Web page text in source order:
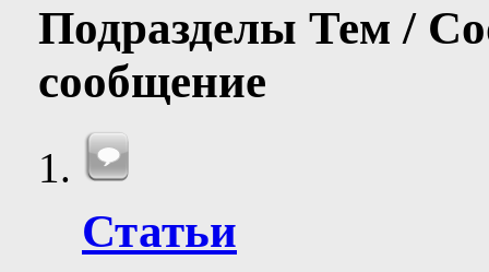
Подразделы Тем /
сообщение
Статьи